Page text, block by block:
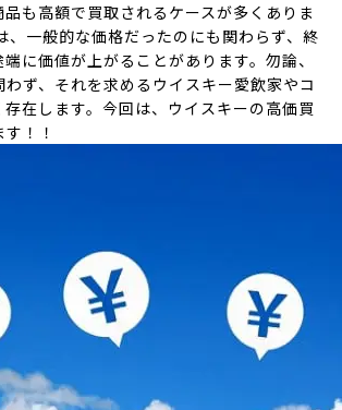
も高額で買取されるケースが多くありま
、一般的な価格だったのにも関わらず、終
に価値が上がる ことがあります。勿論、
ず、それを求めるウイスキー愛飲家やコ
存在します。今回は、ウイスキーの高価買
！！